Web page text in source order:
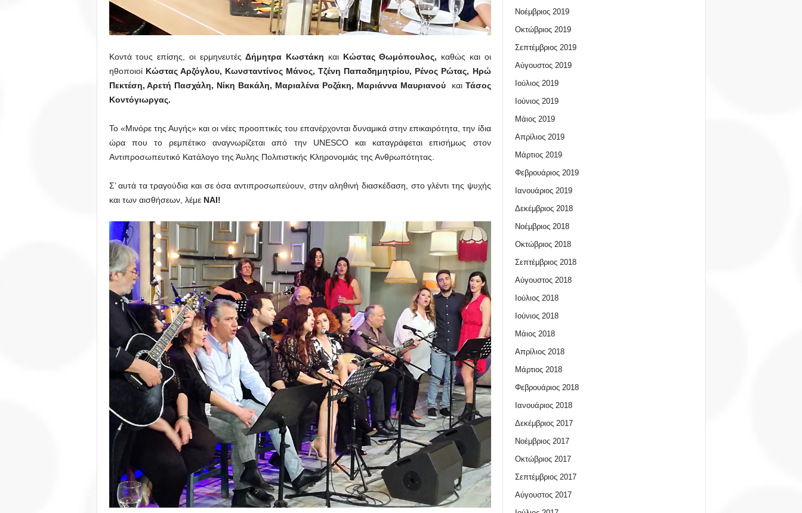
Κοντά τους επίσης, οι ερμηνευτέςΔήμητρα Κωστάκη καιΚώστας Θωμόπουλος, καθώς και οι
ηθοποιοίΚώστας Αρζόγλου, Κωνσταντίνος Μάνος, Τζένη Παπαδημητρίου, Ρένος Ρώτας, Ηρώ
Πεκτέση, Αρετή Πασχάλη, Νίκη Βακάλη, Μαριαλένα Ροζάκη, Μαριάννα Μαυριανού καιΤάσος
Κοντόγιωργας.
Το «Μινόρε της Αυγής» και οι νέες προοπτικές του επανέρχονται δυναμικά στην επικαιρότητα, την ίδια
ώρα που το ρεμπέτικο αναγνωρίζεται από την UNESCO και καταγράφεται επισήμως στον
Αντιπροσωπευτικό Κατάλογο της Άυλης Πολιτιστικής Κληρονομιάς της Ανθρωπότητας.
Σ’ αυτά τα τραγούδια και σε όσα αντιπροσωπεύουν, στην αληθινή διασκέδαση, στο γλέντι της ψυχής
και των αισθήσεων, λέμε ΝΑΙ!
Νοέμβριος 2019
Οκτώβριος 2019
Σεπτέμβριος 2019
Αύγουστος 2019
Ιούλιος 2019
Ιούνιος 2019
Μάιος 2019
Απρίλιος 2019
Μάρτιος 2019
Φεβρουάριος 2019
Ιανουάριος 2019
Δεκέμβριος 2018
Νοέμβριος 2018
Οκτώβριος 2018
Σεπτέμβριος 2018
Αύγουστος 2018
Ιούλιος 2018
Ιούνιος 2018
Μάιος 2018
Απρίλιος 2018
Μάρτιος 2018
Φεβρουάριος 2018
Ιανουάριος 2018
Δεκέμβριος 2017
Νοέμβριος 2017
Οκτώβριος 2017
Σεπτέμβριος 2017
Αύγουστος 2017